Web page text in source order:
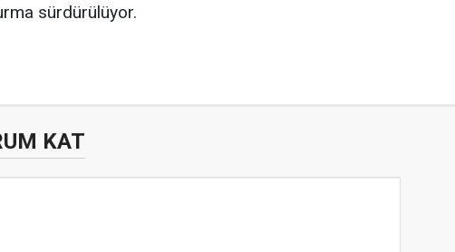
sürdürülüyor.
KAT